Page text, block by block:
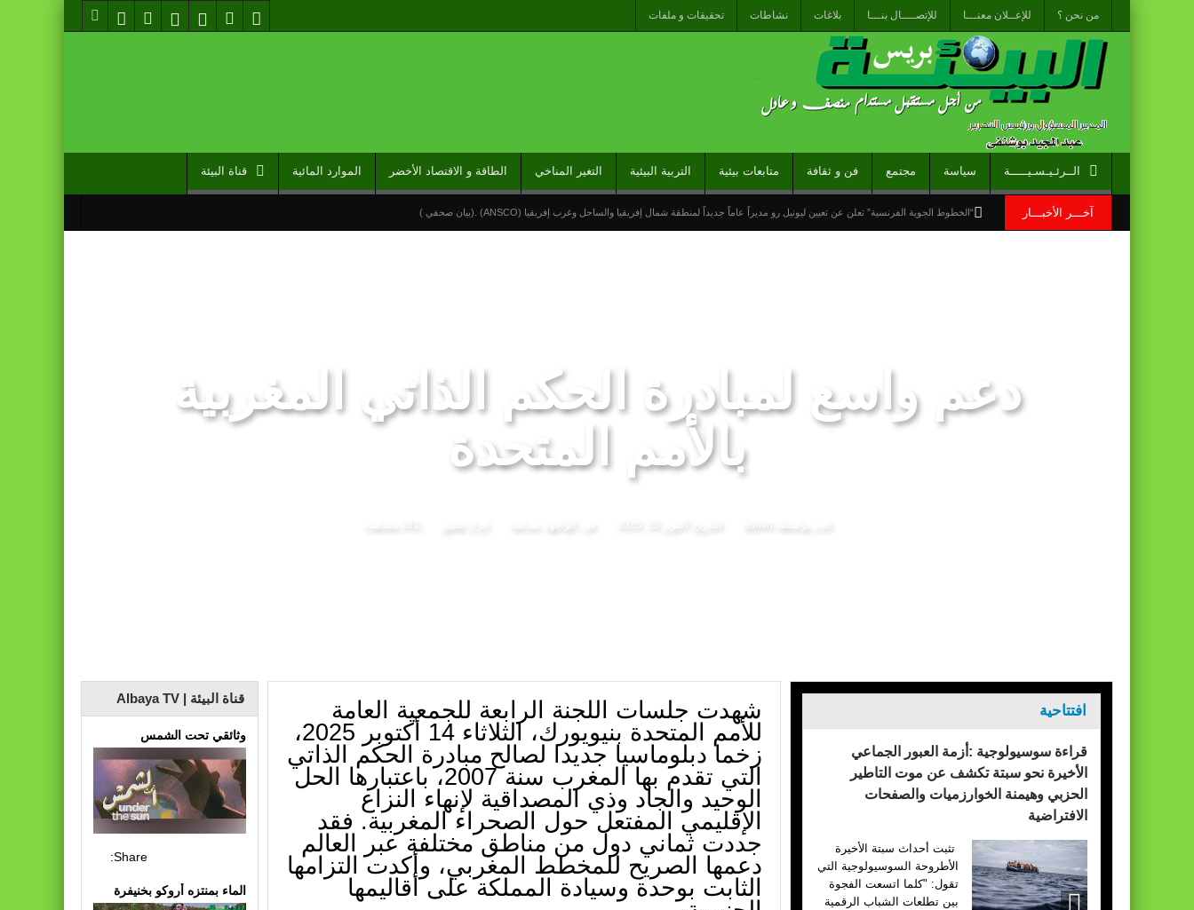
من نحن ؟ للإعــلان معنـــا للإتصــــال بنـــا بلاغات نشاطات تحقيقات و ملفات
الــرئـيـسـيـــــة سياسة مجتمع فن و ثقافة متابعات بيئية التربية البيئية التغير المناخي الطاقة و الاقتصاد الأخضر الموارد المائية قناة البيئة
آخـــر الأخبـــار “الخطوط الجوية الفرنسية” تعلن عن تعيين ليونيل رو مديراً عاماً جديداً لمنطقة شمال إفريقيا والساحل وغرب إفريقيا (ANSCO) .(بيان صحفي )
الشاعر العراقي الأمين الكرخي يشيد بالمغرب: نموذج للتسامح والتعايش ومسار تنموي واعد حركة الشعر العالمية بالمغرب تحتفي بالمبادرة الدولية للسلام
انتخابات المجلس الوطني للصحافة.. اللجنة المؤقتة تدعو المؤسسات الصحفية إلى موافاتها باللوائح المحينة للصحافيين المهنيين في أجل أقصاه 4 غشت
دعم واسع لمبادرة الحكم الذاتي المغربية
بالأمم المتحدة
شهدت جلسات اللجنة الرابعة للجمعية العامة
للأمم المتحدة بنيويورك، الثلاثاء 14 أكتوبر 2025،
زخما دبلوماسيا جديدا لصالح مبادرة الحكم الذاتي
التي تقدم بها المغرب سنة 2007، باعتبارها الحل
الوحيد والجاد وذي المصداقية لإنهاء النزاع
الإقليمي المفتعل حول الصحراء المغربية. فقد
جددت ثماني دول من مناطق مختلفة عبر العالم
دعمها الصريح للمخطط المغربي، وأكدت التزامها
الثابت بوحدة وسيادة المملكة على أقاليمها
قناة البيئة | Albaya TV
وثائقي تحت الشمس
Share:
الماء بمنتزه أروكو بخنيفرة
افتتاحية
قراءة سوسيولوجية :أزمة العبور الجماعي
الأخيرة نحو سبتة تكشف عن موت التاطير
الحزبي وهيمنة الخوارزميات والصفحات
الافتراضية
تثبت أحداث سبتة الأخيرة
الأطروحة السوسيولوجية التي
تقول: "كلما اتسعت الفجوة
بين تطلعات الشباب الرقمية